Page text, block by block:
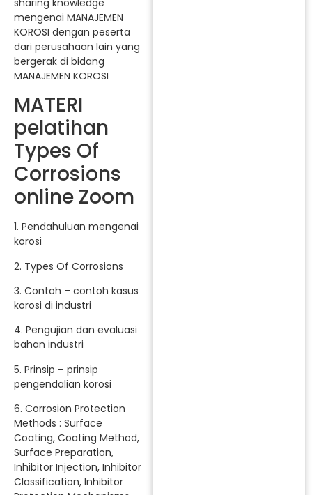
mengenai MANAJEMEN
KOROSI dengan peserta
dari perusahaan lain yang
bergerak di bidang
MANAJEMEN KOROSI
MATERI
pelatihan
Types Of
Corrosions
online Zoom
1. Pendahuluan mengenai
korosi
2. Types Of Corrosions
3. Contoh – contoh kasus
korosi di industri
4. Pengujian dan evaluasi
bahan industri
5. Prinsip – prinsip
pengendalian korosi
6. Corrosion Protection
Methods : Surface
Coating, Coating Method,
Surface Preparation,
Inhibitor Injection, Inhibitor
Classification, Inhibitor